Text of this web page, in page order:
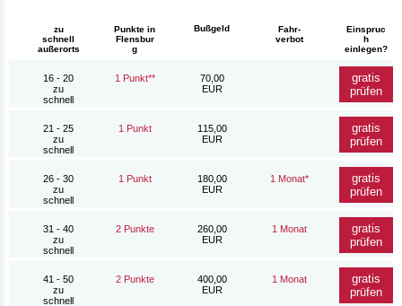
zu
schnell
außerorts
Punkte in
Flensbur
g
Bußgeld
Fahr-
verbot
Einspruc
h
einlegen?
16 - 20
zu
schnell
1 Punkt**
70,00
EUR
gratis
prüfen
21 - 25
zu
schnell
1 Punkt
115,00
EUR
gratis
prüfen
26 - 30
zu
schnell
1 Punkt
180,00
EUR
1 Monat*
gratis
prüfen
31 - 40
zu
schnell
2 Punkte
260,00
EUR
1 Monat
gratis
prüfen
41 - 50
zu
schnell
2 Punkte
400,00
EUR
1 Monat
gratis
prüfen